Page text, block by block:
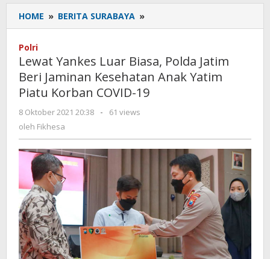
HOME » BERITA SURABAYA »
Yankes
Polda
Jatim
Beri
Yatim
Korban
COVID-
Polri
Lewat Yankes Luar Biasa, Polda Jatim
Beri Jaminan Kesehatan Anak Yatim
Piatu Korban COVID-19
8 Oktober 2021 20:38
oleh
-
61 views
oleh Fikhesa